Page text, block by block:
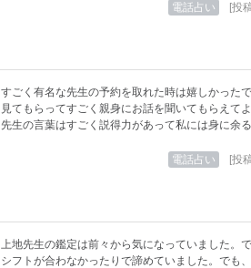
電話占い [投
すごく有名な先生の予約を取れた時は嬉しかった
見てもらってすごく親身にお話を聞いてもらえて
先生の言葉はすごく説得力があって私には身に余
電話占い [投
上地先生の鑑定は前々から気になっていました。
シフトが合わなかったりで諦めていました。でも